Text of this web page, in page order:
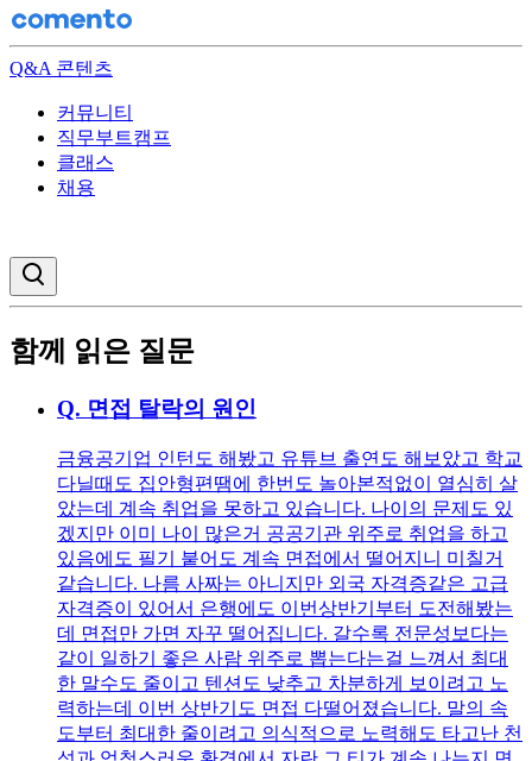
Q&A 콘텐츠
커뮤니티
직무부트캠프
클래스
채용
함께 읽은 질문
Q. 면접 탈락의 원인
금융공기업 인턴도 해봤고 유튜브 출연도 해보았고 학교
다닐때도 집안형편땜에 한번도 놀아본적없이 열심히 살
았는데 계속 취업을 못하고 있습니다. 나이의 문제도 있
겠지만 이미 나이 많은거 공공기관 위주로 취업을 하고
있음에도 필기 붙어도 계속 면접에서 떨어지니 미칠거
같습니다. 나름 사짜는 아니지만 외국 자격증같은 고급
자격증이 있어서 은행에도 이번상반기부터 도전해봤는
데 면접만 가면 자꾸 떨어집니다. 갈수록 전문성보다는
같이 일하기 좋은 사람 위주로 뽑는다는걸 느껴서 최대
한 말수도 줄이고 텐션도 낮추고 차분하게 보이려고 노
력하는데 이번 상반기도 면접 다떨어졌습니다. 말의 속
도부터 최대한 줄이려고 의식적으로 노력해도 타고난 천